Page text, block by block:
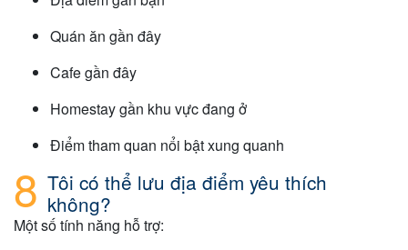
Quán ăn gần đây
Cafe gần đây
Homestay gần khu vực đang ở
Điểm tham quan nổi bật xung quanh
Tôi có thể lưu địa điểm yêu thích
không?
Một số tính năng hỗ trợ: